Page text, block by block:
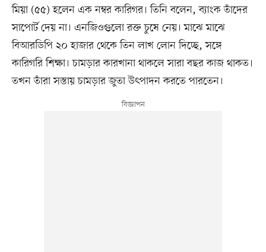
মিয়া (৫৫) হলেন এক নম্বর কারিগর। তিনি বলেন, ব্যাংক তাঁদের
সাপোর্ট দেয় না। এনজিওগুলো রক্ত চুষে নেয়। মাঝে মাঝে
বিআরডিপি ২০ হাজার থেকে তিন লাখ লোন দিচ্ছে, সঙ্গে
কারিগরি শিক্ষা। চামড়ার কারখানা থাকলে সারা বছর কাজ থাকত।
তখন তাঁরা সস্তায় চামড়ার জুতা উৎপাদন করতে পারতেন।